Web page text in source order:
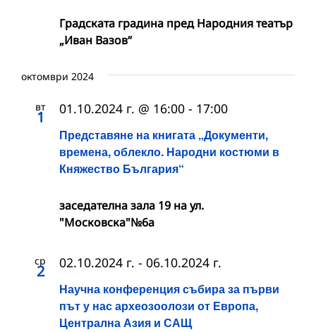
Градската градина пред Народния театър
„Иван Вазов“
октомври 2024
вт
1
Представяне на книгата „Документи,
времена, облекло. Народни костюми в
Княжество България“
01.10.2024 г. @ 16:00 - 17:00
заседателна зала 19 на ул.
"Московска"№6а
ср
2
Научна конференция събира за първи
път у нас археозоолози от Европа,
Централна Азия и САЩ
02.10.2024 г. - 06.10.2024 г.